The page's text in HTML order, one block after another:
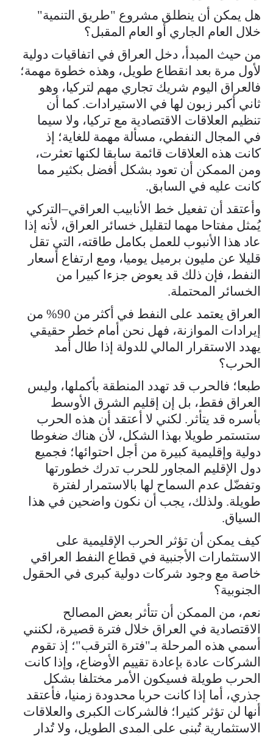
هل يمكن أن ينطلق مشروع "طريق التنمية"
خلال العام الجاري أو العام المقبل؟
من حيث المبدأ، دخل العراق في اتفاقيات دولية
لأول مرة بعد انقطاع طويل، وهذه خطوة مهمة؛
فالعراق اليوم شريك تجاري مهم لتركيا، وهو
ثاني أكبر زبون لها في الاستيرادات. كما أن
تنظيم العلاقات الاقتصادية مع تركيا، ولا سيما
في المجال النفطي، مسألة مهمة للغاية؛ إذ
كانت هذه العلاقات قائمة سابقا لكنها تعثرت،
ومن الممكن أن تعود بشكل أفضل بكثير مما
كانت عليه في السابق.
وأعتقد أن تفعيل خط الأنابيب العراقي–التركي
يُمثل مفتاحا مهما لتقليل خسائر العراق، لأنه إذا
عاد هذا الأنبوب للعمل بكامل طاقته، التي تقل
قليلا عن مليون برميل يوميا، ومع ارتفاع أسعار
النفط، فإن ذلك قد يعوض جزءا كبيرا من
الخسائر المحتملة.
العراق يعتمد على النفط في أكثر من 90% من
إيرادات الموازنة، فهل نحن أمام خطر حقيقي
يهدد الاستقرار المالي للدولة إذا طال أمد
الحرب؟
طبعا؛ فالحرب قد تهدد المنطقة بأكملها، وليس
العراق فقط، بل إن إقليم الشرق الأوسط
بأسره قد يتأثر. لكني لا أعتقد أن هذه الحرب
ستستمر طويلا بهذا الشكل، لأن هناك ضغوطا
دولية وإقليمية كبيرة من أجل احتوائها؛ فجميع
دول الإقليم المجاور للحرب تدرك خطورتها
وتفضّل عدم السماح لها بالاستمرار لفترة
طويلة. ولذلك، يجب أن نكون واضحين في هذا
السياق.
كيف يمكن أن تؤثر الحرب الإقليمية على
الاستثمارات الأجنبية في قطاع النفط العراقي
خاصة مع وجود شركات دولية كبرى في الحقول
الجنوبية؟
نعم، من الممكن أن تتأثر بعض المصالح
الاقتصادية في العراق خلال فترة قصيرة، لكنني
أسمي هذه المرحلة بـ"فترة الترقب"؛ إذ تقوم
الشركات عادة بإعادة تقييم الأوضاع، وإذا كانت
الحرب طويلة فسيكون الأمر مختلفا بشكل
جذري، أما إذا كانت حربا محدودة زمنيا، فأعتقد
أنها لن تؤثر كثيرا؛ فالشركات الكبرى والعلاقات
الاستثمارية تُبنى على المدى الطويل، ولا تُدار